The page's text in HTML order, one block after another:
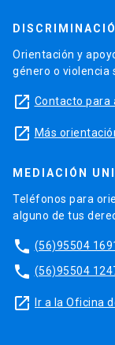
Orientación y
género o violencia
launch Contacto para
launch Más
MEDIACIÓN
Teléfonos para
alguno de tus
phone (56)95504
phone (56)95504
launch Ir a la Oficina